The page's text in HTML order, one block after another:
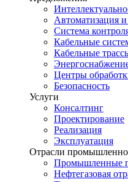
Автоматизация
Система
Кабельные
Кабельные
Центры
Безопасность
Услуги
Консалтинг
Проектирование
Реализация
Эксплуатация
Отрасли
Промышленные
Нефтегазовая